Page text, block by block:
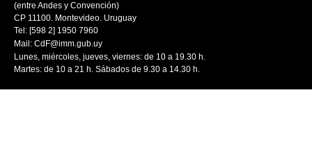
(entre Andes y Convención)
CP 11100. Montevideo. Uruguay
Tel: [598 2] 1950 7960
Mail: CdF@imm.gub.uy
Lunes, miércoles, jueves, viernes: de 10 a 19.30 h.
Martes: de 10 a 21 h. Sábados de 9.30 a 14.30 h.